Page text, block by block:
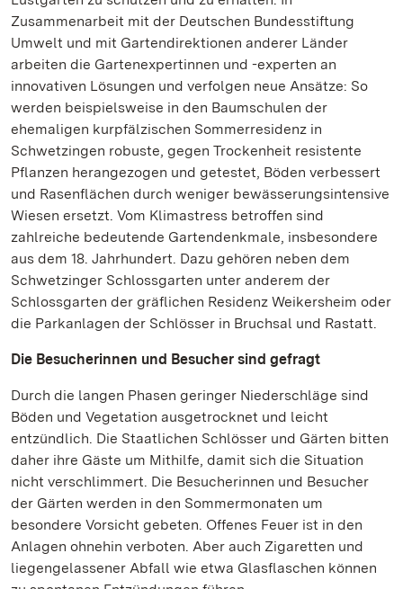
Zusammenarbeit mit der Deutschen Bundesstiftung
Umwelt und mit Gartendirektionen anderer Länder
arbeiten die Gartenexpertinnen und -experten an
innovativen Lösungen und verfolgen neue Ansätze: So
werden beispielsweise in den Baumschulen der
ehemaligen kurpfälzischen Sommerresidenz in
Schwetzingen robuste, gegen Trockenheit resistente
Pflanzen herangezogen und getestet, Böden verbessert
und Rasenflächen durch weniger bewässerungsintensive
Wiesen ersetzt. Vom Klimastress betroffen sind
zahlreiche bedeutende Gartendenkmale, insbesondere
aus dem 18. Jahrhundert. Dazu gehören neben dem
Schwetzinger Schlossgarten unter anderem der
Schlossgarten der gräflichen Residenz Weikersheim oder
die Parkanlagen der Schlösser in Bruchsal und Rastatt.
Die Besucherinnen und Besucher sind gefragt
Durch die langen Phasen geringer Niederschläge sind
Böden und Vegetation ausgetrocknet und leicht
entzündlich. Die Staatlichen Schlösser und Gärten bitten
daher ihre Gäste um Mithilfe, damit sich die Situation
nicht verschlimmert. Die Besucherinnen und Besucher
der Gärten werden in den Sommermonaten um
besondere Vorsicht gebeten. Offenes Feuer ist in den
Anlagen ohnehin verboten. Aber auch Zigaretten und
liegengelassener Abfall wie etwa Glasflaschen können